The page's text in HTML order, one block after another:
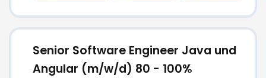
Senior Software Engineer Java und
Angular (m/w/d) 80 - 100%